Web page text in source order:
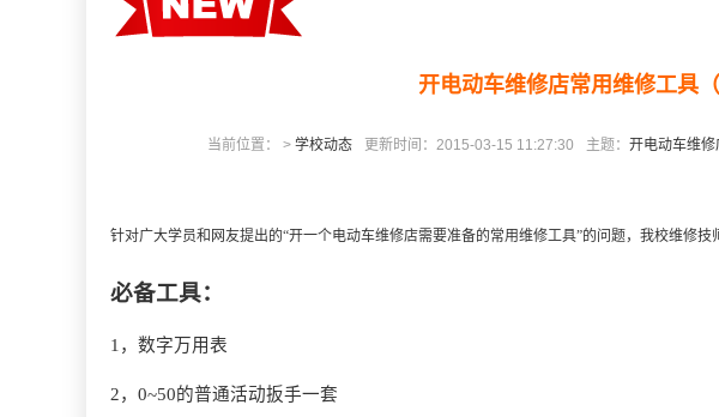
开电动车维修店常用维修工具（
当前位置： > 学校动态 更新时间：2015-03-15 11:27:30 主题： 开电动车维修
针对广大学员和网友提出的“开一个电动车维修店需要准备的常用维修工具”的问题，我校维修技
必备工具：
1，数字万用表
2，0~50的普通活动扳手一套